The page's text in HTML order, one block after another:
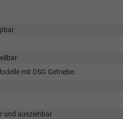
mit DSG Getriebe.
und ausziehbar